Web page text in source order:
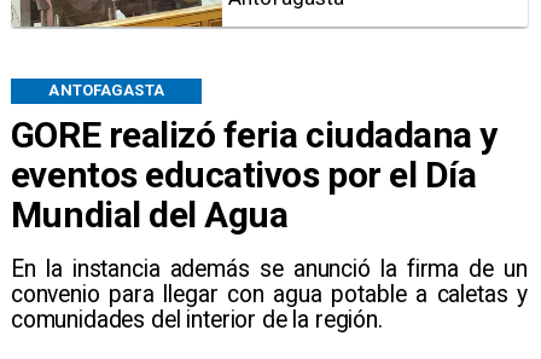
GORE realizó feria ciudadana y
eventos educativos por el Día
Mundial del Agua
En la instancia además se anunció la firma de un
convenio para llegar con agua potable a caletas y
comunidades del interior de la región.
ANTOFAGASTA